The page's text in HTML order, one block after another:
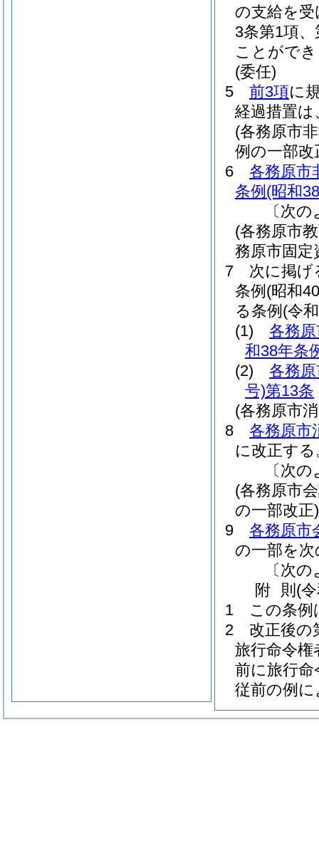
の支給を
3条第1項
ことがで
(委任)
5
前3項に
経過措置
(各務原市
例の一部改
6
各務原市
条例 (昭和
〔次
(各務原市
務原市固定
7
次に掲げ
条例 (昭和
る条例 (令
(1)
各務
和38年条
(2)
各務
号)第13条
(各務原市
8
各務原市
に改正する
〔次
(各務原市
の一部改正)
9
各務原市
の一部を
〔次
附 則 (
1
この条例
2
改正後の
旅行命令
前に旅行
従前の例